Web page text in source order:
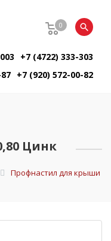
0
+7 (4722) 333-303
+7 (920) 572-00-82
Цинк
Профнастил для крыши